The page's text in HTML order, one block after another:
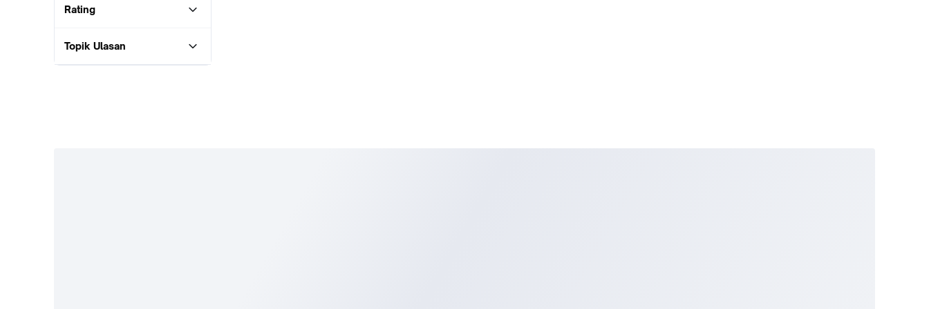
Rating
Topik Ulasan